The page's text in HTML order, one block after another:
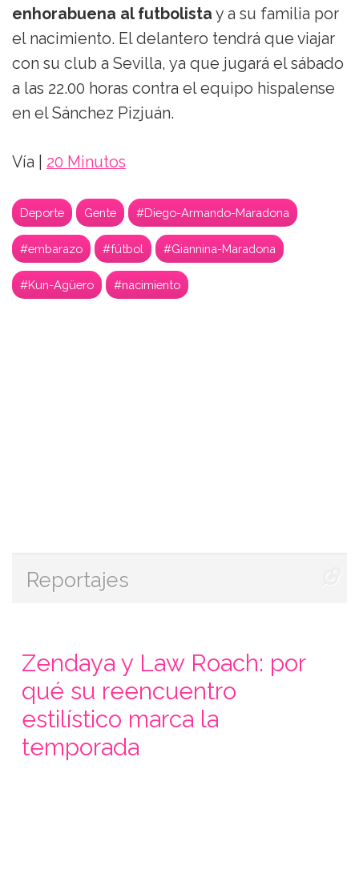
enhorabuena al futbolista y a su familia por
el nacimiento. El delantero tendrá que viajar
con su club a Sevilla, ya que jugará el sábado
a las 22.00 horas contra el equipo hispalense
en el Sánchez Pizjuán.
Vía | 20 Minutos
Deporte Gente #Diego-Armando-Maradona
#embarazo #fútbol #Giannina-Maradona
#Kun-Agüero #nacimiento
Reportajes
Zendaya y Law Roach: por
qué su reencuentro
estilístico marca la
temporada